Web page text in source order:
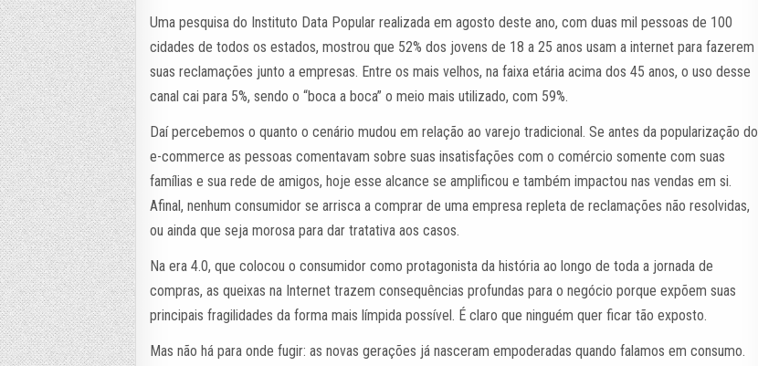
Uma pesquisa do Instituto Data Popular realizada em agosto deste ano, com duas mil pessoas de 100
cidades de todos os estados, mostrou que 52% dos jovens de 18 a 25 anos usam a internet para fazerem
suas reclamações junto a empresas. Entre os mais velhos, na faixa etária acima dos 45 anos, o uso desse
canal cai para 5%, sendo o “boca a boca” o meio mais utilizado, com 59%.
Daí percebemos o quanto o cenário mudou em relação ao varejo tradicional. Se antes da popularização do
e-commerce as pessoas comentavam sobre suas insatisfações com o comércio somente com suas
famílias e sua rede de amigos, hoje esse alcance se amplificou e também impactou nas vendas em si.
Afinal, nenhum consumidor se arrisca a comprar de uma empresa repleta de reclamações não resolvidas,
ou ainda que seja morosa para dar tratativa aos casos.
Na era 4.0, que colocou o consumidor como protagonista da história ao longo de toda a jornada de
compras, as queixas na Internet trazem consequências profundas para o negócio porque expõem suas
principais fragilidades da forma mais límpida possível. É claro que ninguém quer ficar tão exposto.
Mas não há para onde fugir: as novas gerações já nasceram empoderadas quando falamos em consumo.